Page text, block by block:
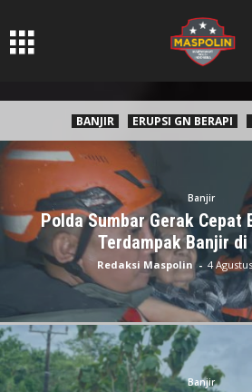
BANJIR ERUPSI GN BERAPI
Banjir
Polda Sumbar Gerak Cepat
Terdampak Banjir di
Redaksi Maspolin - 4
Banjir